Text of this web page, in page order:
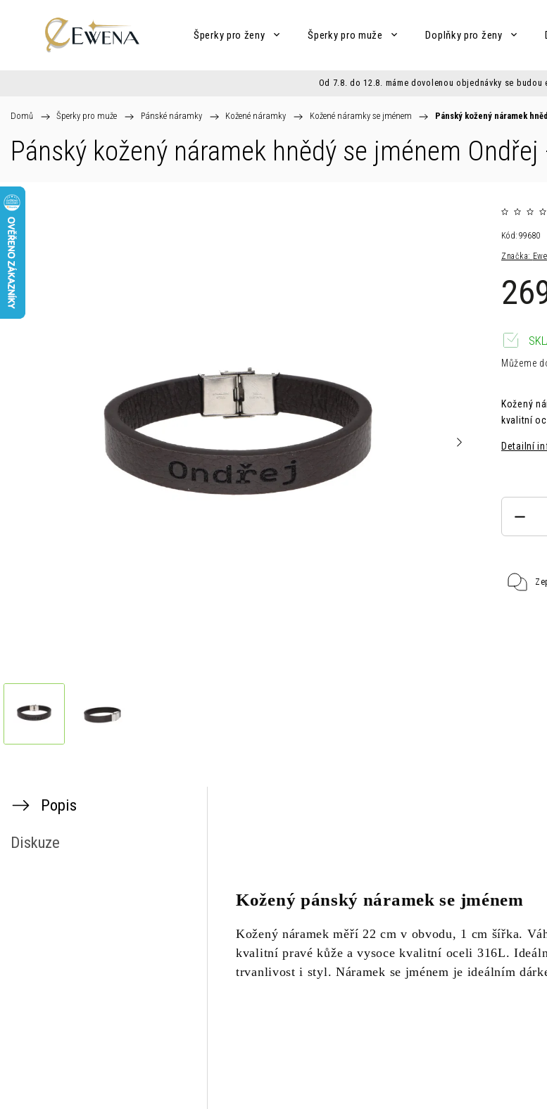
Šperky pro ženy Šperky pro muže Doplňky pro ženy
Od 7.8. do 12.8. máme dovolenou objednávky se budou
Domů / Šperky pro muže / Pánské náramky / Kožené náramky / Kožené náramky se jménem / Pánský kožený náramek
Pánský kožený náramek hnědý se jménem Ondřej
Značka:
Kód: 99680
Kožený
kvalitní
Detailní
Můžeme
Popis
Diskuze
Kožený pánský náramek se jménem
Kožený náramek měří 22 cm v obvodu, 1 cm šířka.
kvalitní pravé kůže a vysoce kvalitní oceli 316L.
trvanlivost i styl. Náramek se jménem je ideálním